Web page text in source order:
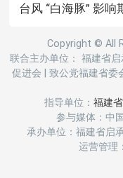
台风 “白海豚” 影
Copyright © All
联合主办单位： 福建省
促进会
致公党福建省委
指导单位： 福建
参与媒体：中
承办单位：福建省启
运营管理